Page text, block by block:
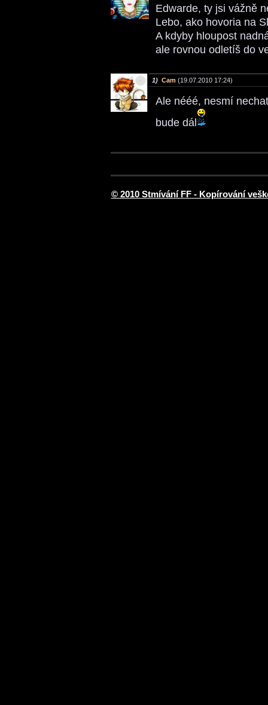
Edwarde, ty jsi vážně
Lebo, ako hovoria na
A kdyby hloupost
ale rovnou odletíš do
1) Cam (19.07.2010 17:24)
Ale nééé, nesmí
bude dál
© 2010 Stmívání FF - Kopírování